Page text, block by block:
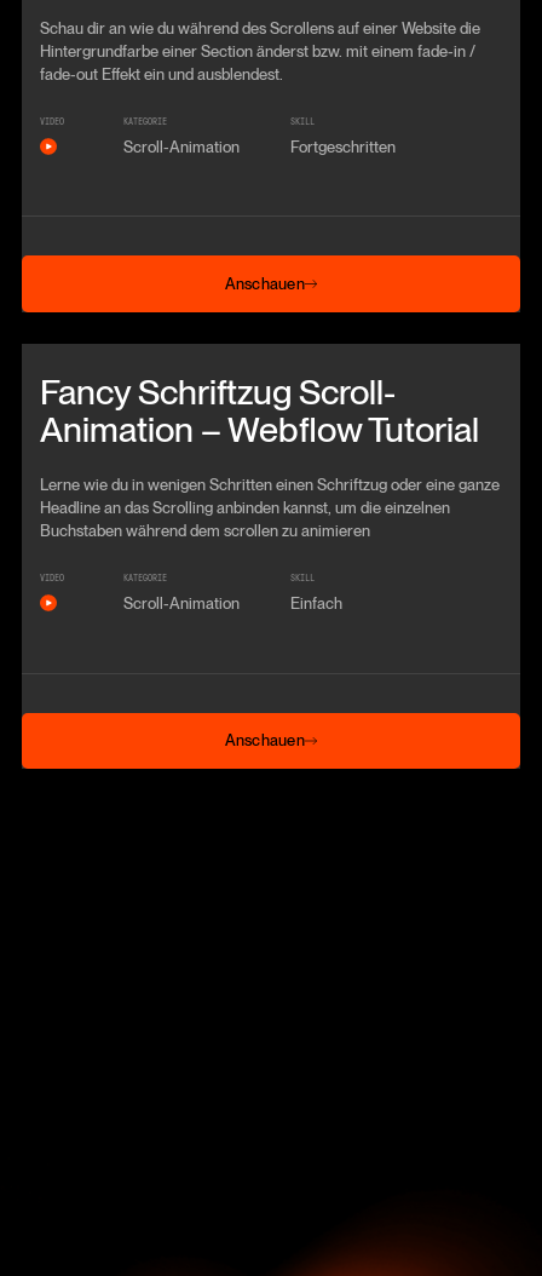
Schau dir an wie du während des Scrollens auf einer Website die
Hintergrundfarbe einer Section änderst bzw. mit einem fade-in /
fade-out Effekt ein und ausblendest.
VIDEO KATEGORIE
Scroll-Animation
SKILL
Fortgeschritten
Anschauen
Anschauen
Fancy Schriftzug Scroll-
Animation – Webflow Tutorial
Lerne wie du in wenigen Schritten einen Schriftzug oder eine ganze
Headline an das Scrolling anbinden kannst, um die einzelnen
Buchstaben während dem scrollen zu animieren
VIDEO KATEGORIE
Scroll-Animation
SKILL
Einfach
Anschauen
Anschauen